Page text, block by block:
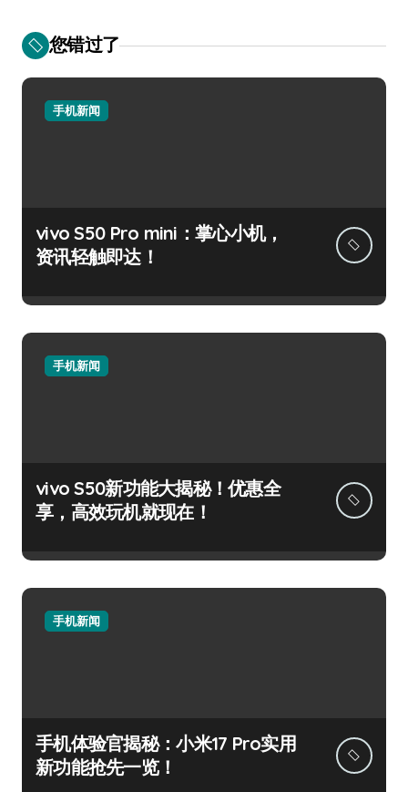
您错过了
手机新闻
vivo S50 Pro mini：掌心小机，
资讯轻触即达！
手机新闻
vivo S50新功能大揭秘！优惠全
享，高效玩机就现在！
手机新闻
手机体验官揭秘：小米17 Pro实用
新功能抢先一览！